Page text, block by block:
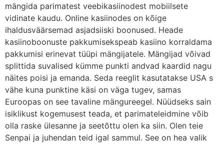
mängida parimatest veebikasiinodest mobiilsete
vidinate kaudu. Online kasiinodes on kõige
ihaldusväärsemad asjadsiiski boonused. Heade
kasiinoboonuste pakkumisekspeab kasiino korraldama
pakkumisi erinevat tüüpi mängijatele. Mängijad võivad
splittida suvalised kümme punkti andvad kaardid nagu
näites poisi ja emanda. Seda reeglit kasutatakse USA s
vähe kuna punktine käsi on väga tugev, samas
Euroopas on see tavaline mängureegel. Nüüdseks sain
isiklikust kogemusest teada, et parimateleidmine võib
olla raske ülesanne ja seetõttu olen ka siin. Olen teie
Senpai ja juhendan teid igal sammul. See on hea valik